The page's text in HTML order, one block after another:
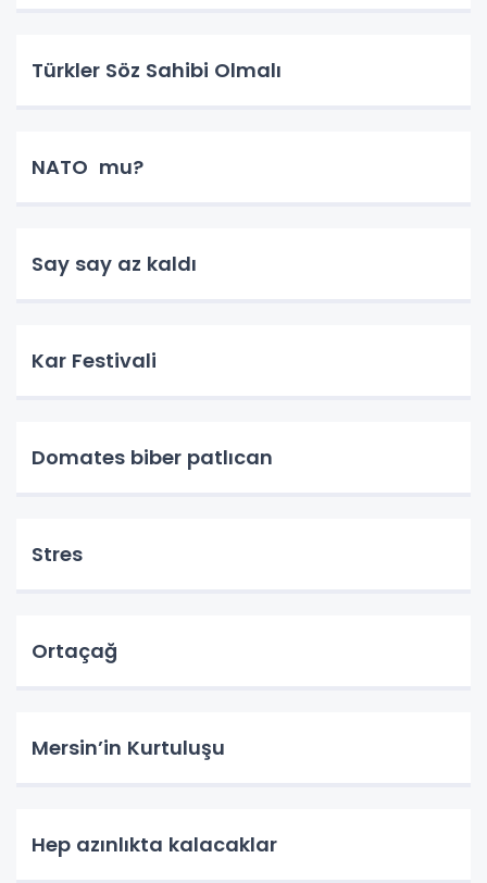
Türkler Söz Sahibi Olmalı
NATO mu?
Say say az kaldı
Kar Festivali
Domates biber patlıcan
Stres
Ortaçağ
Mersin’in Kurtuluşu
Hep azınlıkta kalacaklar